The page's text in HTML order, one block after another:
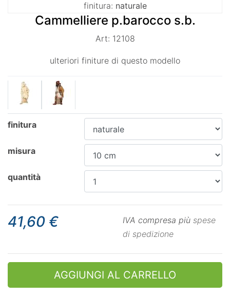
finitura: naturale
Cammelliere p.barocco s.b.
Art: 12108
ulteriori finiture di questo modello
finitura
misura
quantità
41,60 € IVA compresa più spese
di spedizione
AGGIUNGI AL CARRELLO